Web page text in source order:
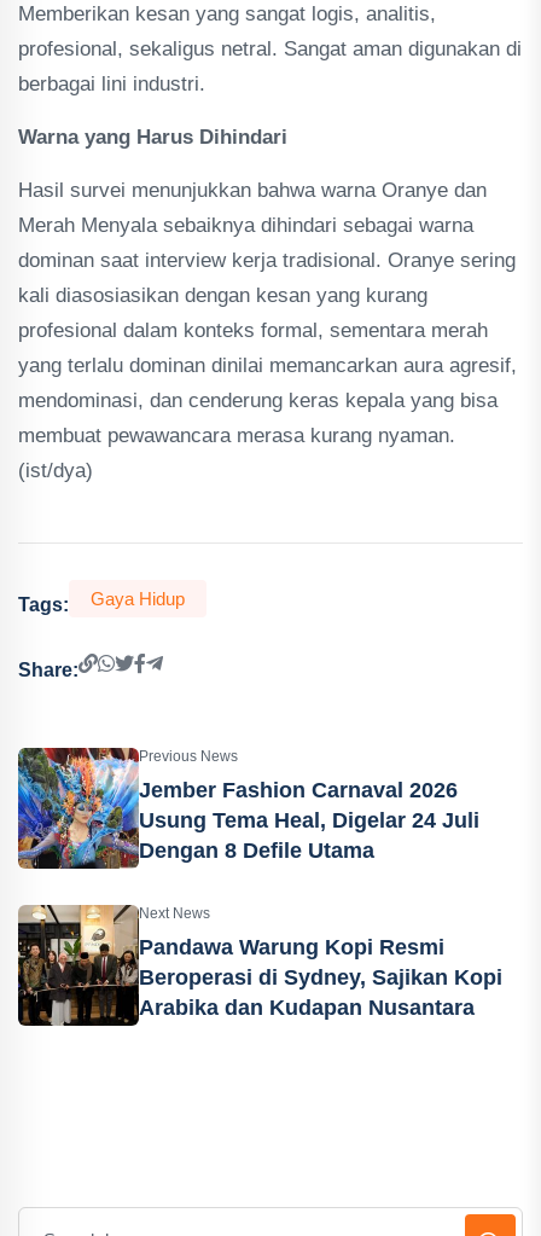
Memberikan kesan yang sangat logis, analitis,
profesional, sekaligus netral. Sangat aman digunakan di
berbagai lini industri.
Warna yang Harus Dihindari
Hasil survei menunjukkan bahwa warna Oranye dan
Merah Menyala sebaiknya dihindari sebagai warna
dominan saat interview kerja tradisional. Oranye sering
kali diasosiasikan dengan kesan yang kurang
profesional dalam konteks formal, sementara merah
yang terlalu dominan dinilai memancarkan aura agresif,
mendominasi, dan cenderung keras kepala yang bisa
membuat pewawancara merasa kurang nyaman.
(ist/dya)
Tags: Gaya Hidup
Share:
Previous News
Jember Fashion Carnaval 2026
Usung Tema Heal, Digelar 24 Juli
Dengan 8 Defile Utama
Next News
Pandawa Warung Kopi Resmi
Beroperasi di Sydney, Sajikan Kopi
Arabika dan Kudapan Nusantara